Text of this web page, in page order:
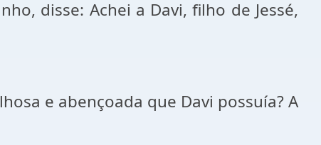
disse: Achei a Davi, filho de Jessé,
e abençoada que Davi possuía? A